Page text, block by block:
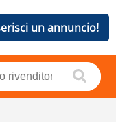
un annuncio!